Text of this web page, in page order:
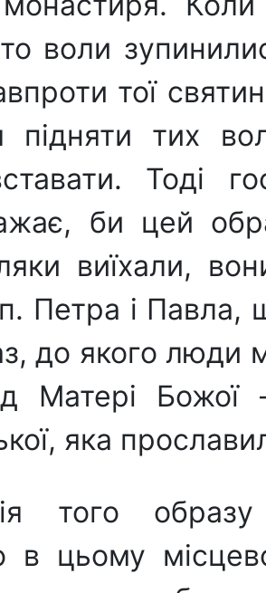
воли
тої
підняти тих
Тоді
би цей
виїхали,
Петра і Павла,
до якого люди
Матері
яка
того
в цьому